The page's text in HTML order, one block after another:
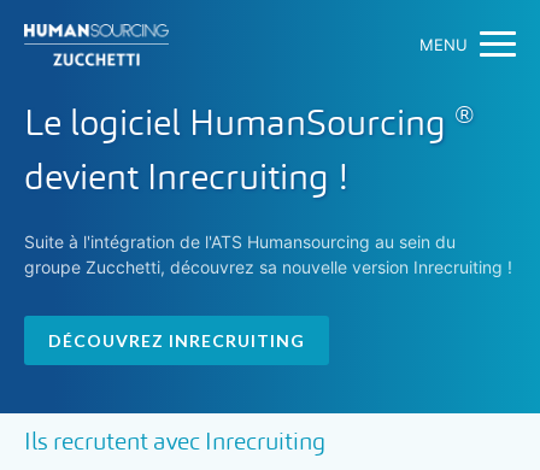
MENU
Le logiciel HumanSourcing ®
devient Inrecruiting !
Suite à l'intégration de l'ATS Humansourcing au sein du
groupe Zucchetti, découvrez sa nouvelle version Inrecruiting !
DÉCOUVREZ INRECRUITING
Ils recrutent avec Inrecruiting